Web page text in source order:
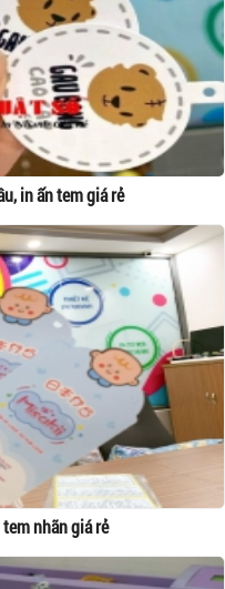
in ấn tem giá rẻ
nhãn giá rẻ